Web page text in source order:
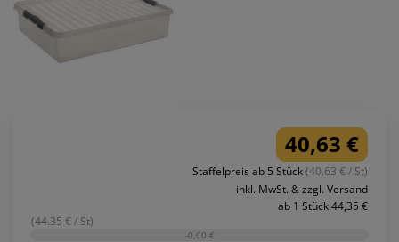
40,63 €
Staffelpreis ab 5 Stück(40.63 € / St)
inkl. MwSt. & zzgl. Versand
ab 1 Stück 44,35 €
(44.35 € / St)
-0,00 €